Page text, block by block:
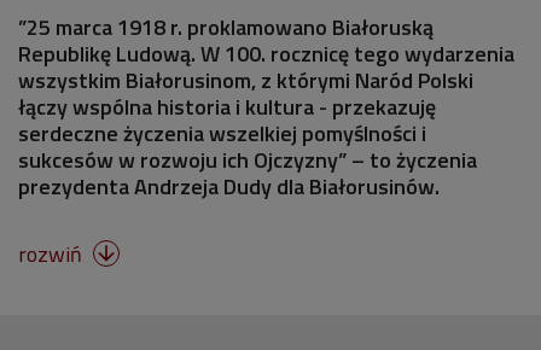
”25 marca 1918 r. proklamowano Białoruską
Republikę Ludową. W 100. rocznicę tego wydarzenia
wszystkim Białorusinom, z którymi Naród Polski
łączy wspólna historia i kultura - przekazuję
serdeczne życzenia wszelkiej pomyślności i
sukcesów w rozwoju ich Ojczyzny” – to życzenia
prezydenta Andrzeja Dudy dla Białorusinów.
rozwiń 